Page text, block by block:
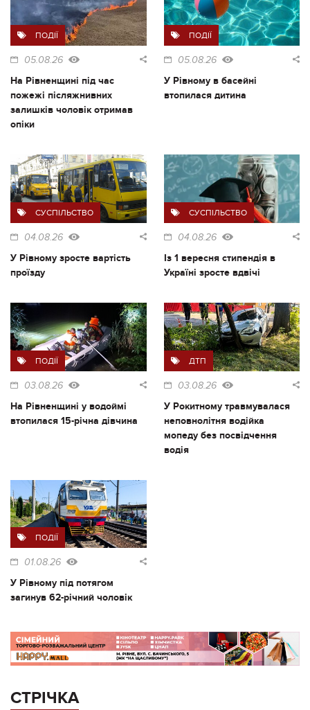
ПОДІЇ
05.08.26
На Рівненщині під час
пожежі післяжнивних
залишків чоловік отримав
опіки
ПОДІЇ
05.08.26
У Рівному в басейні
втопилася дитина
СУСПІЛЬСТВО
04.08.26
У Рівному зросте вартість
проїзду
СУСПІЛЬСТВО
04.08.26
Із 1 вересня стипендія в
Україні зросте вдвічі
ПОДІЇ
03.08.26
На Рівненщині у водоймі
втопилася 15-річна дівчина
ДТП
03.08.26
У Рокитному травмувалася
неповнолітня водійка
мопеду без посвідчення
водія
ПОДІЇ
01.08.26
У Рівному під потягом
загинув 62-річний чоловік
СТРІЧКА